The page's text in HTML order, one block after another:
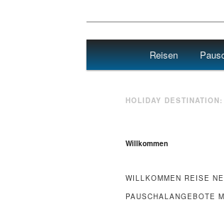
Travel : De
Main menu
Skip to
Skip to
Reisen
HOLIDAY DESTINATION:
Willkommen
WILLKOMMEN REISE
PAUSCHALANGEBOTE